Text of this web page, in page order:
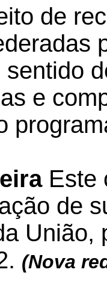
de
e
Este
de
União,
(Nova